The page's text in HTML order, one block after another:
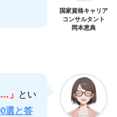
国家資格キャリア
コンサルタント
岡本恵典
」 とい
選と答